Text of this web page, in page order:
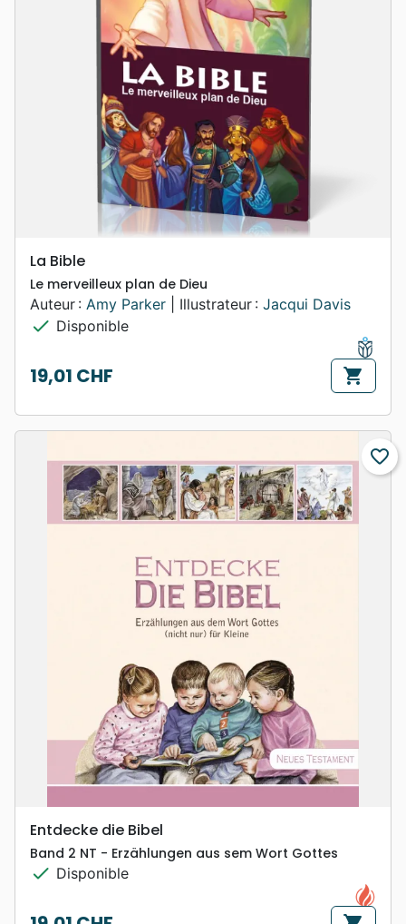
La Bible
Le merveilleux plan de Dieu
Auteur : Amy Parker | Illustrateur : Jacqui Davis
check Disponible
Prix
19,01 CHF shopping_cart
favorite_border
Entdecke die Bibel
Band 2 NT - Erzählungen aus sem Wort Gottes
check Disponible